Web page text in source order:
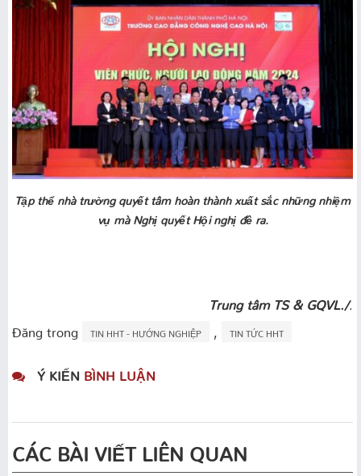
Tập thể nhà trường quyết tâm hoàn thành xuất sắc những nhiệm
vụ mà Nghị quyết Hội nghị đề ra.
Trung tâm TS & GQVL./.
Đăng trong TIN HHT - HƯỚNG NGHIỆP TIN TỨC HHT
Ý KIẾN BÌNH LUẬN
CÁC BÀI VIẾT LIÊN QUAN